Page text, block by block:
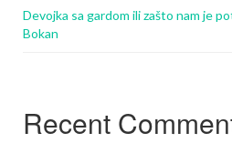
Devojka sa gardom ili zašto nam je
Bokan
Recent